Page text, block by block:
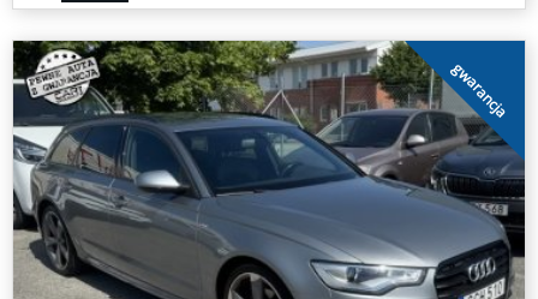
gwarancja